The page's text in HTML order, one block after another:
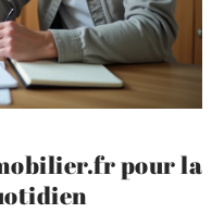
pour la